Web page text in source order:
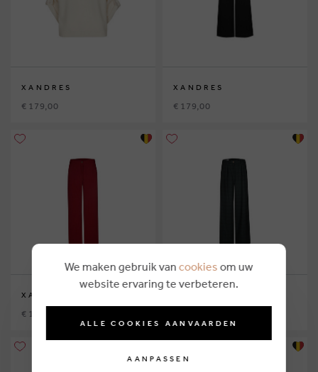
XANDRES
€ 179,00
XANDRES
€ 179,00
XANDRES
€ 169,00
We maken gebruik van cookies om uw
website ervaring te verbeteren.
ALLE COOKIES AANVAARDEN
AANPASSEN